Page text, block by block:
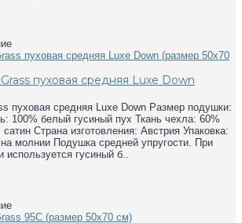
пуховая средняя Luxe Down
пуховая средняя Luxe Down Размер подушки:
100% белый гусиный пух Ткань чехла: 60%
Страна изготовления: Австрия Упаковка:
молнии Подушка средней упругости. При
используется гусиный б..